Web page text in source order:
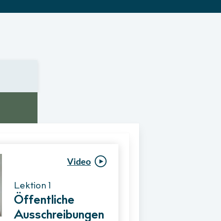
Video
Lektion 1
Öffentliche
AusschreibungenVergabeverfahre